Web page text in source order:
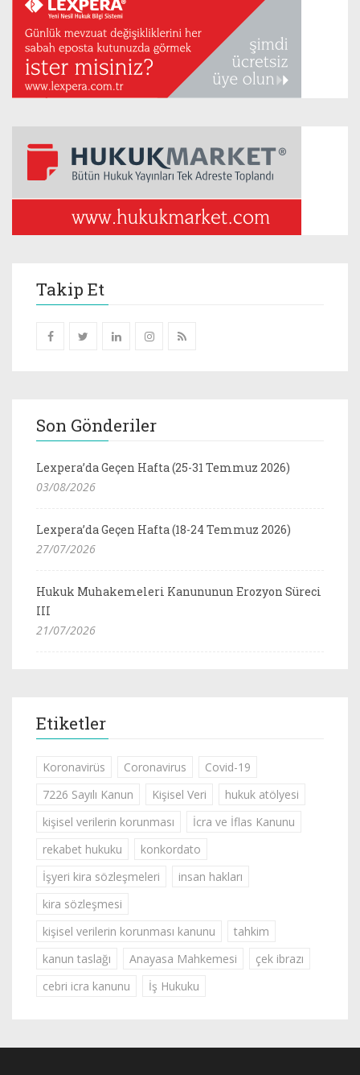
Takip Et
Son Gönderiler
Lexpera’da Geçen Hafta (25-31 Temmuz 2026)
03/08/2026
Lexpera’da Geçen Hafta (18-24 Temmuz 2026)
27/07/2026
Hukuk Muhakemeleri Kanununun Erozyon Süreci
III
21/07/2026
Etiketler
Koronavirüs Coronavirus
Covid-19
7226 Sayılı Kanun
Kişisel Veri
hukuk atölyesi
kişisel verilerin korunması
İcra ve İflas Kanunu
rekabet hukuku
konkordato
İşyeri kira sözleşmeleri
insan hakları
kira sözleşmesi
kişisel verilerin korunması kanunu
tahkim
kanun taslağı
Anayasa Mahkemesi
çek ibrazı
cebri icra kanunu
İş Hukuku